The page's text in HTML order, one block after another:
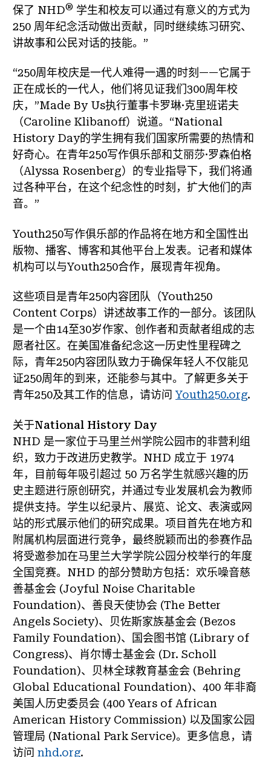
保了 NHD® 学生和校友可以通过有意义的方式为
250 周年纪念活动做出贡献，同时继续练习研究、
讲故事和公民对话的技能。”
“250周年校庆是一代人难得一遇的时刻——它属于
正在成长的一代人，他们将见证我们300周年校
庆，”Made By Us执行董事卡罗琳·克里班诺夫
（Caroline Klibanoff）说道。“National
History Day的学生拥有我们国家所需要的热情和
好奇心。在青年250写作俱乐部和艾丽莎·罗森伯格
（Alyssa Rosenberg）的专业指导下，我们将通
过各种平台，在这个纪念性的时刻，扩大他们的声
音。”
Youth250写作俱乐部的作品将在地方和全国性出
版物、播客、博客和其他平台上发表。记者和媒体
机构可以与Youth250合作，展现青年视角。
这些项目是青年250内容团队（Youth250
Content Corps）讲述故事工作的一部分。该团队
是一个由14至30岁作家、创作者和贡献者组成的志
愿者社区。在美国准备纪念这一历史性里程碑之
际，青年250内容团队致力于确保年轻人不仅能见
证250周年的到来，还能参与其中。了解更多关于
青年250及其工作的信息，请访问Youth250.org.
关于National History Day
NHD 是一家位于马里兰州学院公园市的非营利组
织，致力于改进历史教学。NHD 成立于 1974
年，目前每年吸引超过 50 万名学生就感兴趣的历
史主题进行原创研究，并通过专业发展机会为教师
提供支持。学生以纪录片、展览、论文、表演或网
站的形式展示他们的研究成果。项目首先在地方和
附属机构层面进行竞争，最终脱颖而出的参赛作品
将受邀参加在马里兰大学学院公园分校举行的年度
全国竞赛。NHD 的部分赞助方包括：欢乐噪音慈
善基金会 (Joyful Noise Charitable
Foundation)、善良天使协会 (The Better
Angels Society)、贝佐斯家族基金会 (Bezos
Family Foundation)、国会图书馆 (Library of
Congress)、肖尔博士基金会 (Dr. Scholl
Foundation)、贝林全球教育基金会 (Behring
Global Educational Foundation)、400 年非裔
美国人历史委员会 (400 Years of African
American History Commission) 以及国家公园
管理局 (National Park Service)。更多信息，请
访问 nhd.org.